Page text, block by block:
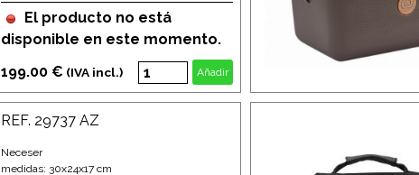
El producto no está
disponible en este momento.
199.00 € (IVA incl.) Añadir
REF. 29737 AZ
Neceser
medidas: 30x24x17 cm